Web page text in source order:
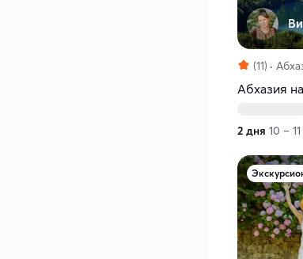
(11)
Абхазия
2 дня 10 –